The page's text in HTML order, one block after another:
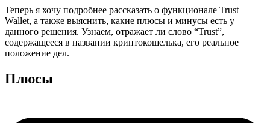
Теперь я хочу подробнее рассказать о функционале Trust
Wallet, а также выяснить, какие плюсы и минусы есть у
данного решения. Узнаем, отражает ли слово “Trust”,
содержащееся в названии криптокошелька, его реальное
положение дел.
Плюсы